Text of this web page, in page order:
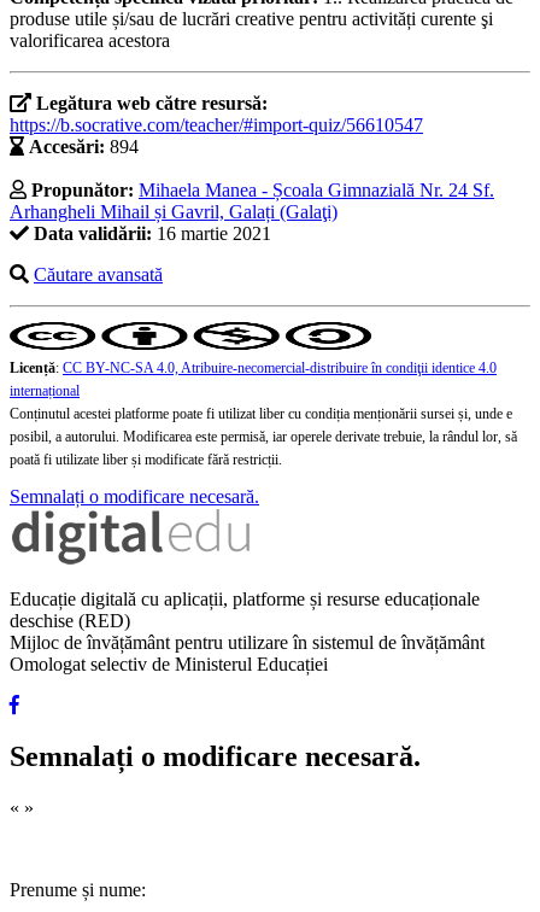
produse utile și/sau de lucrări creative pentru activități curente şi
valorificarea acestora
Legătura web către resursă:
https://b.socrative.com/teacher/#import-quiz/56610547
Accesări: 894
Propunător: Mihaela Manea - Școala Gimnazială Nr. 24 Sf.
Arhangheli Mihail și Gavril, Galați (Galaţi)
Data validării: 16 martie 2021
Căutare avansată
Licență: CC BY-NC-SA 4.0, Atribuire-necomercial-distribuire în condiţii identice 4.0
internațional
Conținutul acestei platforme poate fi utilizat liber cu condiția menționării sursei și, unde e
posibil, a autorului. Modificarea este permisă, iar operele derivate trebuie, la rândul lor, să
poată fi utilizate liber și modificate fără restricții.
Semnalați o modificare necesară.
Educație digitală cu aplicații, platforme și resurse educaționale
deschise (RED)
Mijloc de învățământ pentru utilizare în sistemul de învățământ
Omologat selectiv de Ministerul Educației
Semnalați o modificare necesară.
« »
Prenume și nume: